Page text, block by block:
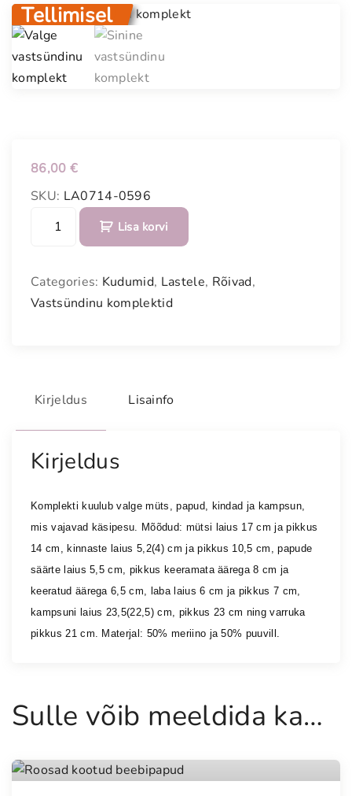
Tellimisel
86,00 €
SKU: LA0714-0596
g
e
s
n
d
i
u
k
o
m
p
l
e
o
g
s
Lisa korvi
Categories: Kudumid, Lastele, Rõivad,
Vastsündinu komplektid
Kirjeldus Lisainfo
Kirjeldus
Komplekti kuulub valge müts, papud, kindad ja kampsun,
mis vajavad käsipesu. Mõõdud: mütsi laius 17 cm ja pikkus
14 cm, kinnaste laius 5,2(4) cm ja pikkus 10,5 cm, papude
säärte laius 5,5 cm, pikkus keeramata äärega 8 cm ja
keeratud äärega 6,5 cm, laba laius 6 cm ja pikkus 7 cm,
kampsuni laius 23,5(22,5) cm, pikkus 23 cm ning varruka
pikkus 21 cm . Materjal: 50% meriino ja 50% puuvill.
Sulle võib meeldida ka…